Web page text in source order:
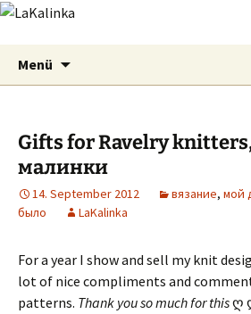
LaKalinka
Menü
Gifts for Ravelry
малинки
14. September 2012 вязание, мой
было
LaKalinka
For a year I show and sell my knit
lot of nice compliments and
patterns. Thank you so much for thisღ